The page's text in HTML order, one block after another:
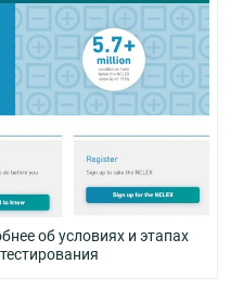
об условиях и этапах